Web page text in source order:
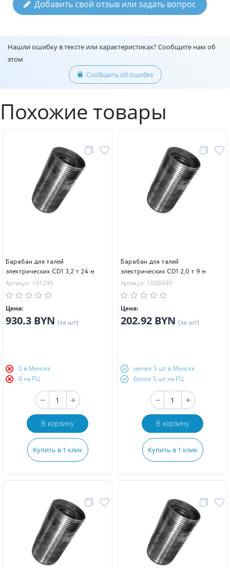
Добавить свой отзыв или задать вопрос
Нашли ошибку в тексте или характеристиках? Сообщите нам об
этом
Сообщить об ошибке
Похожие товары
Барабан для талей
электрических CD1 3,2 т 24 м
Артикул: 191295
Цена:
930.3 BYN (за шт)
0 в Минске
0 на РЦ
В корзину
Купить в 1 клик
Барабан для талей
электрических CD1 2,0 т 9 м
Артикул: 1008949
Цена:
202.92 BYN (за шт)
менее 5 шт в Минске
более 5 шт на РЦ
В корзину
Купить в 1 клик